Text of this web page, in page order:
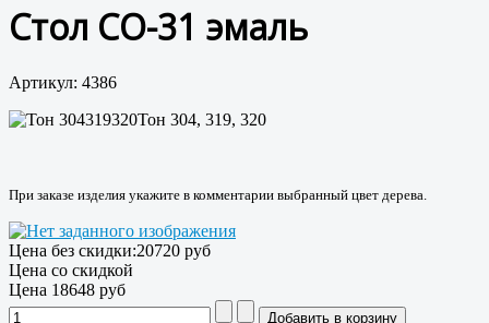
Стол СО-31 эмаль
Артикул: 4386
Тон 304, 319, 320
При заказе изделия укажите в комментарии выбранный цвет дерева.
Цена без скидки:20720 руб
Цена со скидкой
Цена 18648 руб